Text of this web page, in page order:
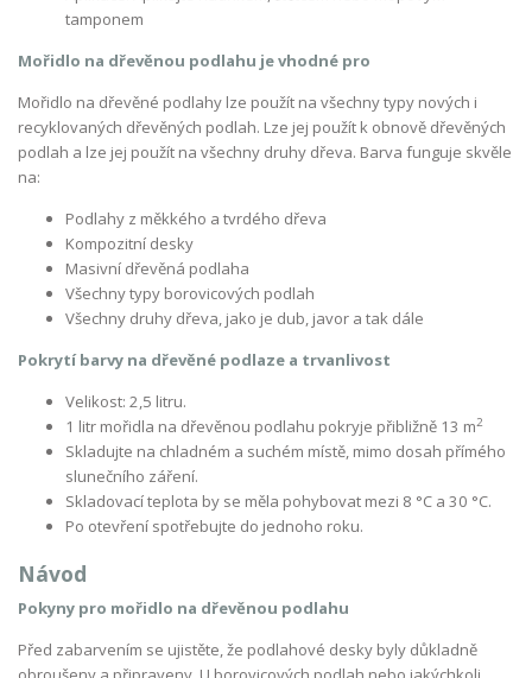
tamponem
Mořidlo na dřevěnou podlahu je vhodné pro
Mořidlo na dřevěné podlahy lze použít na všechny typy nových i
recyklovaných dřevěných podlah. Lze jej použít k obnově dřevěných
podlah a lze jej použít na všechny druhy dřeva. Barva funguje skvěle
na:
Podlahy z měkkého a tvrdého dřeva
Kompozitní desky
Masivní dřevěná podlaha
Všechny typy borovicových podlah
Všechny druhy dřeva, jako je dub, javor a tak dále
Pokrytí barvy na dřevěné podlaze a trvanlivost
Velikost: 2,5 litru.
1 litr mořidla na dřevěnou podlahu pokryje přibližně 13 m2
Skladujte na chladném a suchém místě, mimo dosah přímého
slunečního záření.
Skladovací teplota by se měla pohybovat mezi 8 °C a 30 °C.
Po otevření spotřebujte do jednoho roku.
Návod
Pokyny pro mořidlo na dřevěnou podlahu
Před zabarvením se ujistěte, že podlahové desky byly důkladně